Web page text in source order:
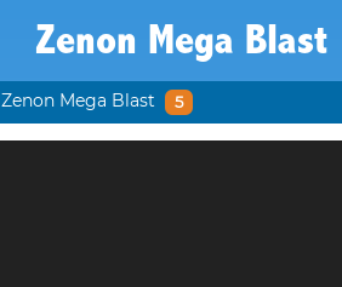
Zenon Mega Blast
Zenon Mega Blast 5